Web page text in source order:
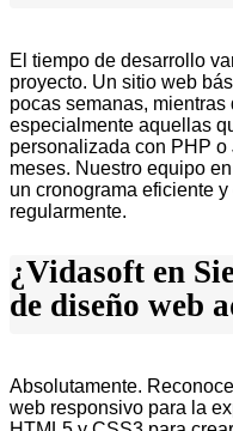
El tiempo de desarrollo
proyecto. Un sitio web
pocas semanas,
especialmente aquellas
personalizada con PHP
meses. Nuestro equipo
un cronograma eficiente
regularmente.
¿Vidasoft en
de diseño web
Absolutamente.
web responsivo para la